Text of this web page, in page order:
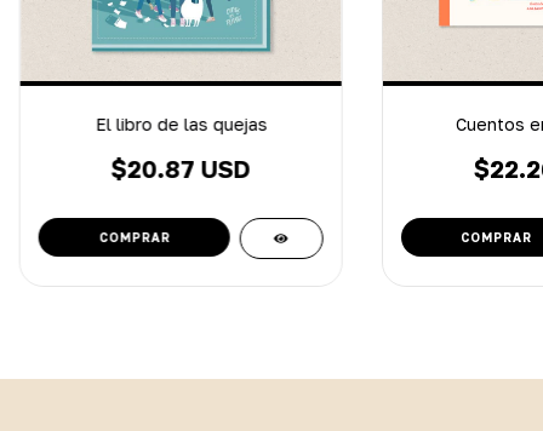
El libro de las quejas
$20.87 USD
Cuentos